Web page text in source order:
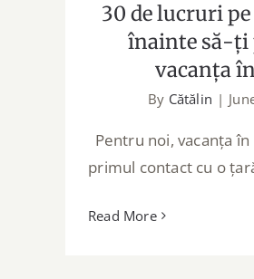
30 de lucruri
înainte să-ți
vacanța
By Cătălin |
Pentru noi, vacanța
primul contact cu o
Read More